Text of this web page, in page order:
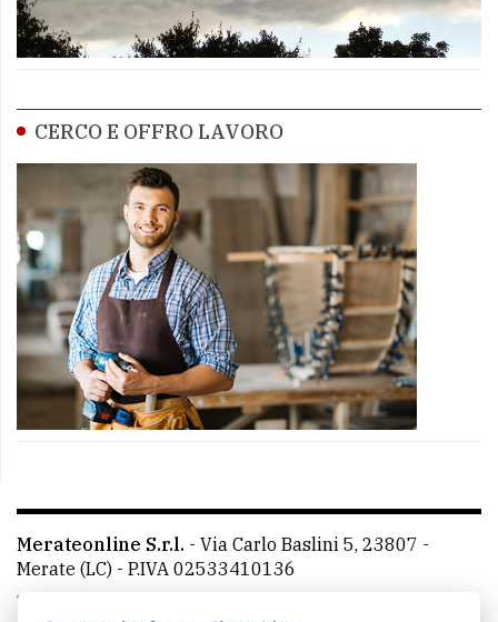
CERCO E OFFRO LAVORO
Merateonline S.r.l. - Via Carlo Baslini 5, 23807 -
Merate (LC) - P.IVA 02533410136
Telefono: